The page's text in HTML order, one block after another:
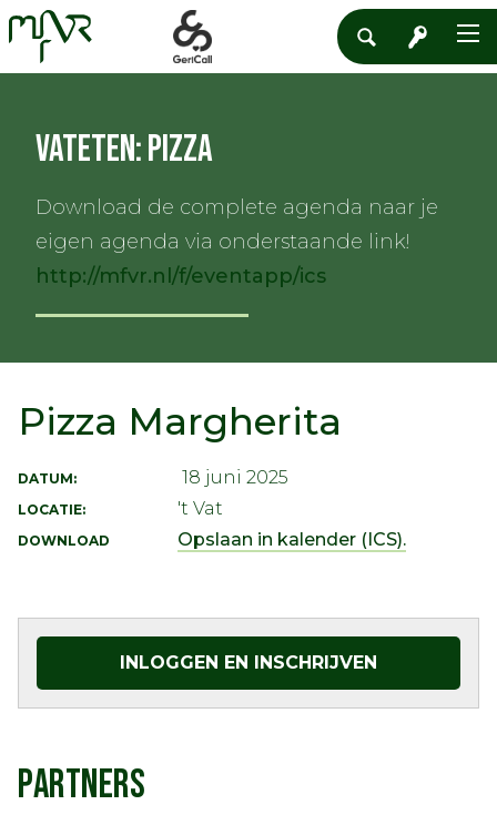
Vateten: Pizza
Download de complete agenda naar je
eigen agenda via onderstaande link!
http://mfvr.nl/f/eventapp/ics
Pizza Margherita
DATUM: 18 juni 2025
LOCATIE: 't Vat
DOWNLOAD Opslaan in kalender (ICS).
INLOGGEN EN INSCHRIJVEN
PARTNERS